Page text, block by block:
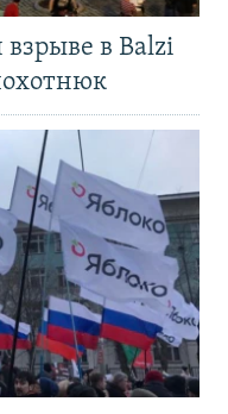
в Balzi